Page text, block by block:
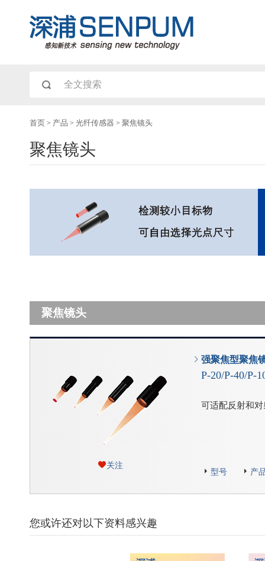
首页 > 产品 > 光纤传感器 > 聚焦镜头
聚焦镜头
聚焦镜头
关注
强聚焦型聚焦
P-20/P-40/P-
可适配反射和
型号 产
您或许还对以下资料感兴趣